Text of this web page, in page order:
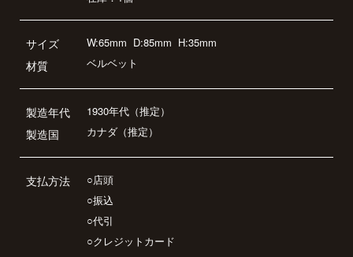
サイズ
材質
W:65mm D:85mm H:35mm
ベルベット
製造年代
製造国
1930年代（推定）
カナダ（推定）
支払方法
○店頭
○振込
○代引
○クレジットカード